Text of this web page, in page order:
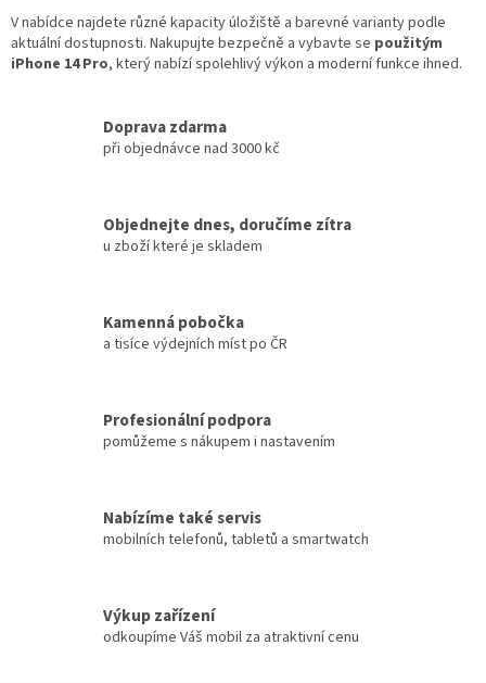
V nabídce najdete různé kapacity úložiště a barevné varianty podle
aktuální dostupnosti. Nakupujte bezpečně a vybavte se použitým
iPhone 14 Pro, který nabízí spolehlivý výkon a moderní funkce ihned.
Doprava zdarma
při objednávce nad 3000 kč
Objednejte dnes, doručíme zítra
u zboží které je skladem
Kamenná pobočka
a tisíce výdejních míst po ČR
Profesionální podpora
pomůžeme s nákupem i nastavením
Nabízíme také servis
mobilních telefonů, tabletů a smartwatch
Výkup zařízení
odkoupíme Váš mobil za atraktivní cenu